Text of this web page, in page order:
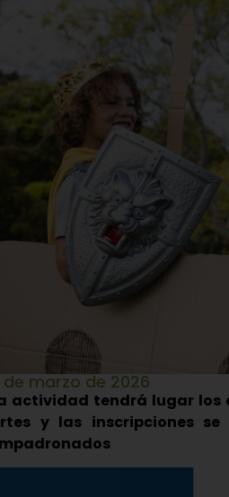
de marzo de 2026
actividad tendrá lugar los
y las inscripciones